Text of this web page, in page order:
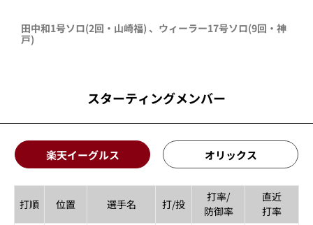
田中和1号ソロ(2回・ 山崎福) 、 ウィーラー17号ソロ(9回・ 神
戸)
スターティングメンバー
楽天イーグルス オリックス
打順 位置 選手名 打/投
打率/
防御率
直近
打率